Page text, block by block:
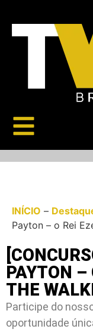
INÍCIO –
Payton – o Rei
PAYTON –
THE
Participe do
oportunidade